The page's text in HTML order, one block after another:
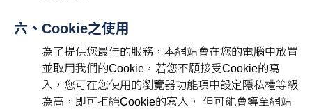
六、Cookie之使用
為了提供您最佳的服務，本網站會在您的電腦中放置
並取用我們的Cookie，若您不願接受Cookie的寫
入，您可在您使用的瀏覽器功能項中設定隱私權等級
為高，即可拒絕Cookie的寫入， 但可能會導至網站